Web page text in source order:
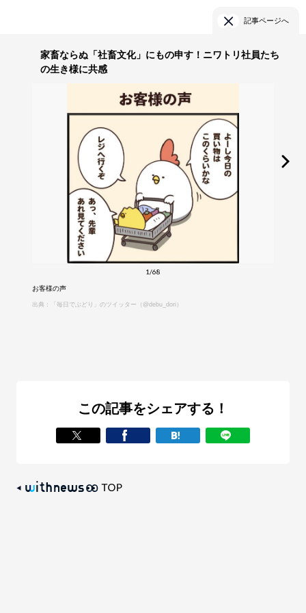
記事ページへ
家畜ならぬ「社畜文化」にもの申す！ニワトリ社員たち
の生き様に共感
1/68
お客様の声
出典：「毎日でぶどり」のツイッター（@debu_dori）
この記事をシェアする！